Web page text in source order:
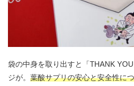
袋の中身を取り出すと「THANK
ジが。 葉酸サプリの安心と安全性に